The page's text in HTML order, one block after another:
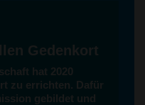
Gedenkort
hat 2020
zu errichten. Dafür
gebildet und